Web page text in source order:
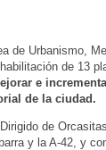
de Urbanismo,
de 13
e
de la ciudad.
de
y la A-42, y